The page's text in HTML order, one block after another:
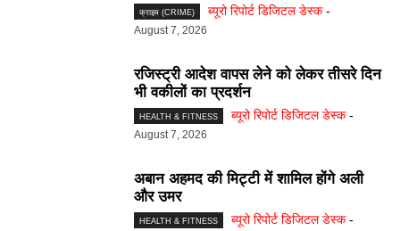
क्राइम (CRIME) ब्यूरो रिपोर्ट डिजिटल डेस्क -
August 7, 2026
रजिस्ट्री आदेश वापस लेने को लेकर तीसरे दिन
भी वकीलों का प्रदर्शन
HEALTH & FITNESS ब्यूरो रिपोर्ट डिजिटल डेस्क -
August 7, 2026
अबान अहमद की मिट्टी में शामिल होंगे अली
और उमर
HEALTH & FITNESS ब्यूरो रिपोर्ट डिजिटल डेस्क -